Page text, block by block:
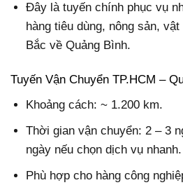
Đây là tuyến chính phục vụ
hàng tiêu dùng, nông sản,
Bắc về Quảng Bình.
Tuyến Vận Chuyển TP.HCM –
Khoảng cách: ~ 1.200 km.
Thời gian vận chuyển: 2 – 3
ngày nếu chọn dịch vụ nhanh.
Phù hợp cho hàng công